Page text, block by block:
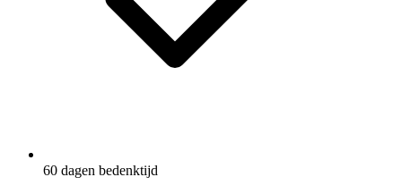
60 dagen bedenktijd